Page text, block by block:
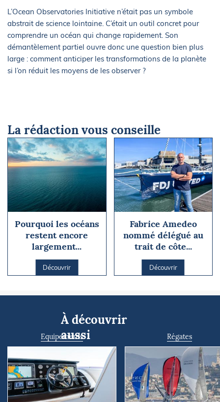
L’Ocean Observatories Initiative n’était pas un symbole
abstrait de science lointaine. C’était un outil concret pour
comprendre un océan qui change rapidement. Son
démantèlement partiel ouvre donc une question bien plus
large : comment anticiper les transformations de la planète
si l’on réduit les moyens de les observer ?
La rédaction vous conseille
Pourquoi les océans
restent encore
largement...
Découvrir
Fabrice Amedeo
nommé délégué au
trait de côte...
Découvrir
À découvrir
aussi
Equipements Régates